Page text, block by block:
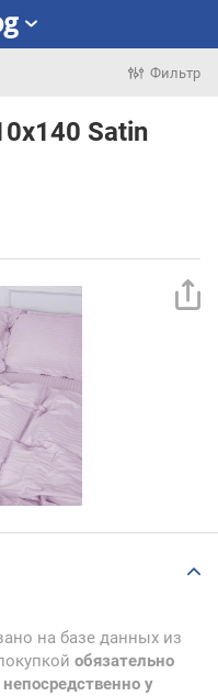
Фильтр
Satin
на базе данных из
обязательно
у